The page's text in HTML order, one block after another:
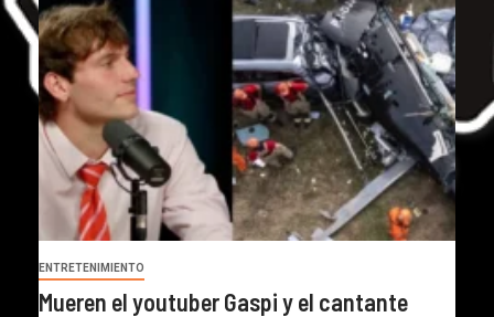
ENTRETENIMIENTO
Mueren el youtuber Gaspi y el cantante